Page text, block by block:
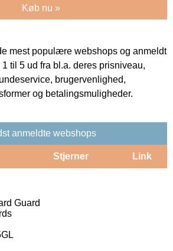
Køb nu »
mest populære webshops og anmeldt
til 5 ud fra bl.a. deres prisniveau,
brugervenlighed,
og betalingsmuligheder.
anmeldte webshops
Stjerner Link
Guard